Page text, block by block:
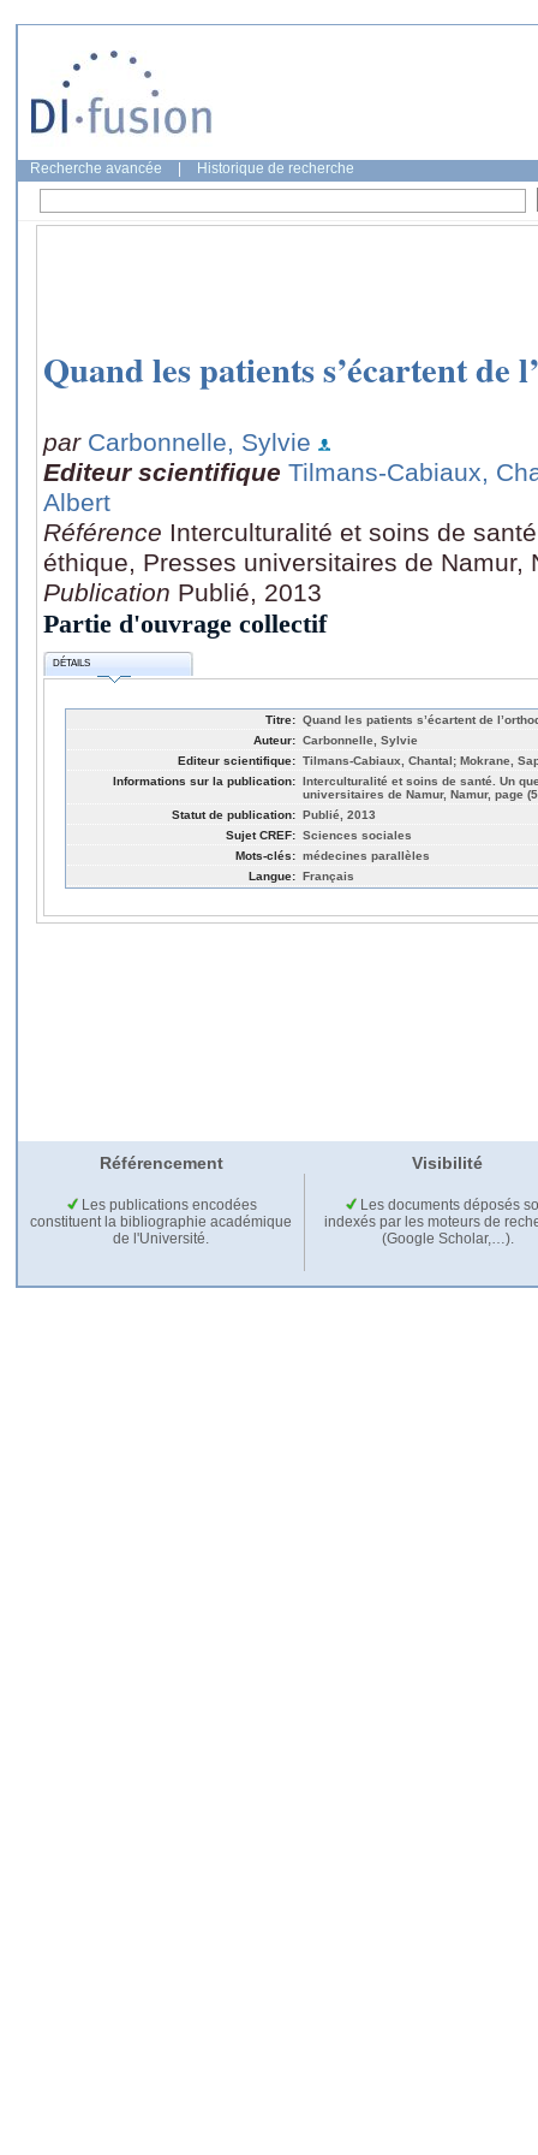
Recherche avancée Historique de recherche
Quand les patients s’écartent de
par Carbonnelle, Sylvie
Editeur scientifique Tilmans-Cabiaux,
Albert
Référence Interculturalité et soins de
éthique, Presses universitaires de Namur,
Publication Publié, 2013
Partie d'ouvrage collectif
DÉTAILS
Titre: Quand les patients s’écartent de
Auteur: Carbonnelle, Sylvie
Editeur scientifique: Tilmans-Cabiaux, Chantal; Mokrane,
Informations sur la publication: Interculturalité et soins de santé. Un
universitaires de Namur, Namur, page
Statut de publication: Publié, 2013
Sujet CREF: Sciences sociales
Mots-clés: médecines parallèles
Langue: Français
Référencement Visibilité
Les publications encodées
constituent la bibliographie académique
de l'Université.
Les documents déposés
indexés par les moteurs de
(Google Scholar,…).